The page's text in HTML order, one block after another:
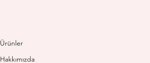
Ürünler
Hakkımızda